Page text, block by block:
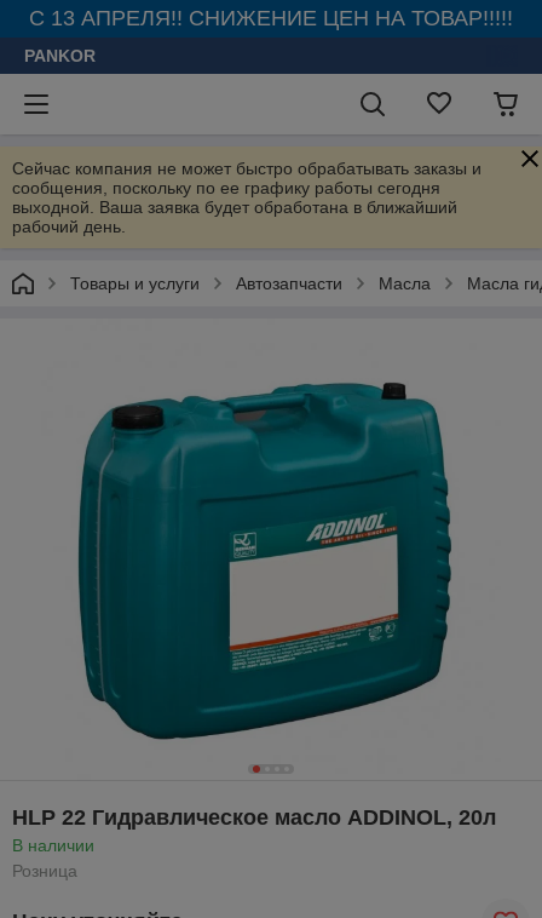
С 13 АПРЕЛЯ!! СНИЖЕНИЕ ЦЕН НА ТОВАР!!!!!
PANKOR
Сейчас компания не может быстро обрабатывать заказы и
сообщения, поскольку по ее графику работы сегодня
выходной. Ваша заявка будет обработана в ближайший
рабочий день.
Товары и услуги Автозапчасти Масла Масла
HLP 22 Гидравлическое масло ADDINOL, 20л
В наличии
Розница